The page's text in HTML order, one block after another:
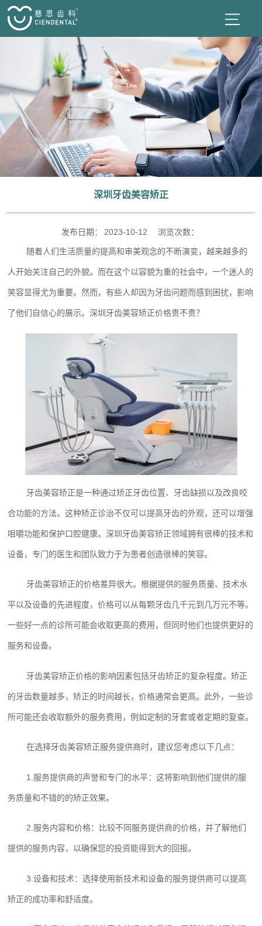
深圳牙齿美容矫正
发布日期： 2023-10-12 浏览次数：
随着人们生活质量的提高和审美观念的不断演变，越来越多的
人开始关注自己的外貌。而在这个以容貌为重的社会中，一个迷人的
笑容显得尤为重要。然而，有些人却因为牙齿问题而感到困扰，影响
了他们自信心的展示。深圳牙齿美容矫正价格贵不贵？
牙齿美容矫正是一种通过矫正牙齿位置、牙齿缺损以及改良咬
合功能的方法。这种矫正诊治不仅可以提高牙齿的外观，还可以增强
咀嚼功能和保护口腔健康。深圳牙齿美容矫正领域拥有很棒的技术和
设备，专门的医生和团队致力于为患者创造很棒的笑容。
牙齿美容矫正的价格差异很大。根据提供的服务质量、技术水
平以及设备的先进程度，价格可以从每颗牙齿几千元到几万元不等。
一些好一点的诊所可能会收取更高的费用，但同时他们也提供更好的
服务和设备。
牙齿美容矫正价格的影响因素包括牙齿矫正的复杂程度。矫正
的牙齿数量越多，矫正的时间越长，价格通常会更高。此外，一些诊
所可能还会收取额外的服务费用，例如定制的牙套或者定期的复查。
在选择牙齿美容矫正服务提供商时，建议您考虑以下几点：
1.服务提供商的声誉和专门的水平：这将影响到他们提供的服
务质量和不错的的矫正效果。
2.服务内容和价格：比较不同服务提供商的价格，并了解他们
提供的服务内容，以确保您的投资能得到大的回报。
3.设备和技术：选择使用新技术和设备的服务提供商可以提高
矫正的成功率和舒适度。